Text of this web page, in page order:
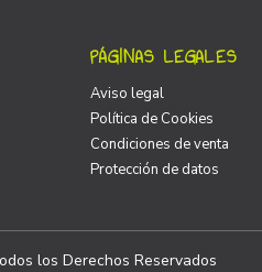
PÁGINAS LEGALES
Aviso legal
Política de Cookies
Condiciones de venta
Protección de datos
los Derechos Reservados